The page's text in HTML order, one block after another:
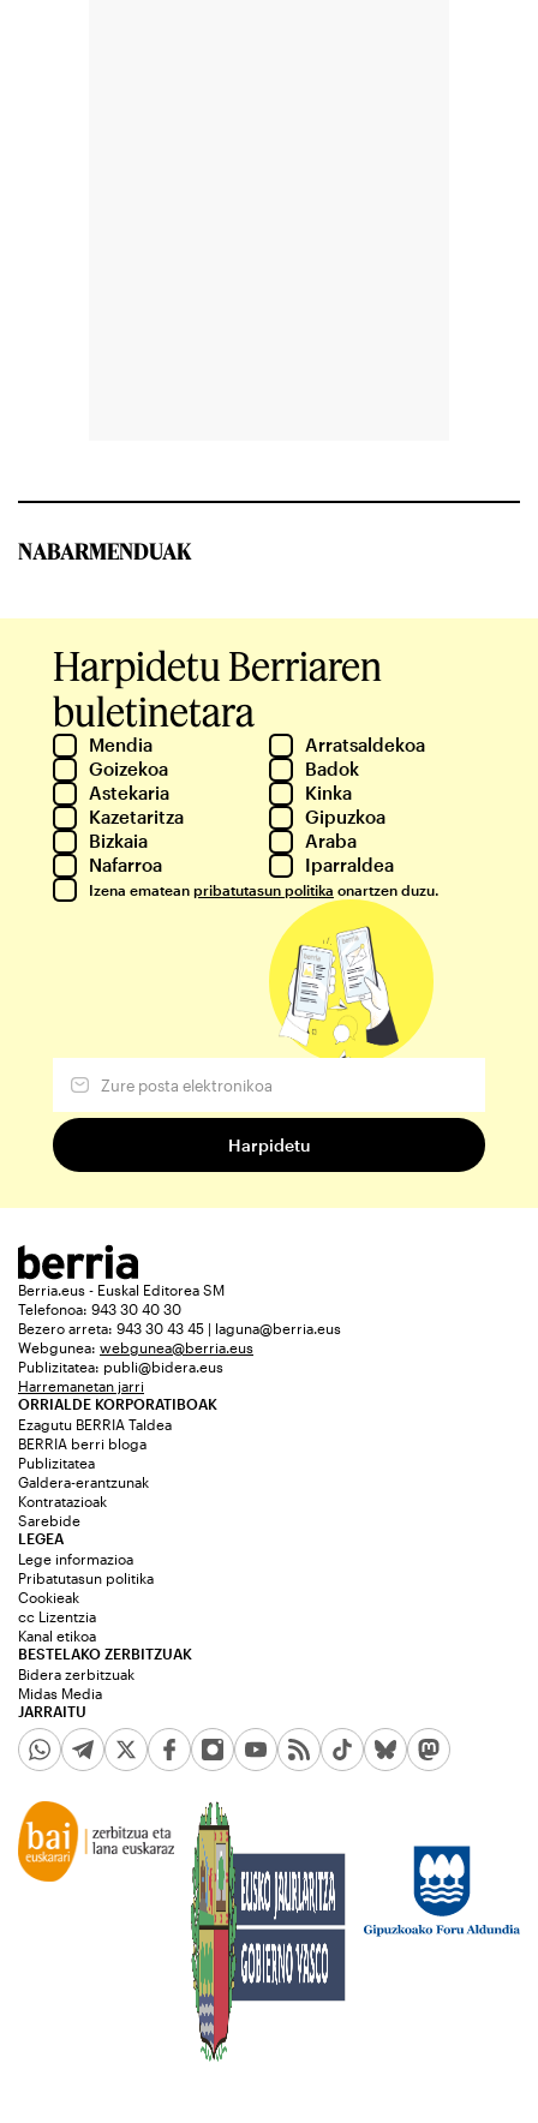
NABARMENDUAK
Harpidetu Berriaren
buletinetara
Mendia
Arratsaldekoa
Goizekoa
Badok
Astekaria
Kinka
Kazetaritza
Gipuzkoa
Bizkaia
Araba
Nafarroa
Iparraldea
Izena ematean pribatutasun politika onartzen duzu.
Berria.eus - Euskal Editorea SM
Telefonoa: 943 30 40 30
Bezero arreta: 943 30 43 45 | laguna@berria.eus
Webgunea: webgunea@berria.eus
Publizitatea: publi@bidera.eus
Harremanetan jarri
ORRIALDE KORPORATIBOAK
Ezagutu BERRIA Taldea
BERRIA berri bloga
Publizitatea
Galdera-erantzunak
Kontratazioak
Sarebide
JARRAITU
LEGEA
Lege informazioa
Pribatutasun politika
Cookieak
cc Lizentzia
Kanal etikoa
BESTELAKO ZERBITZUAK
Bidera zerbitzuak
Midas Media